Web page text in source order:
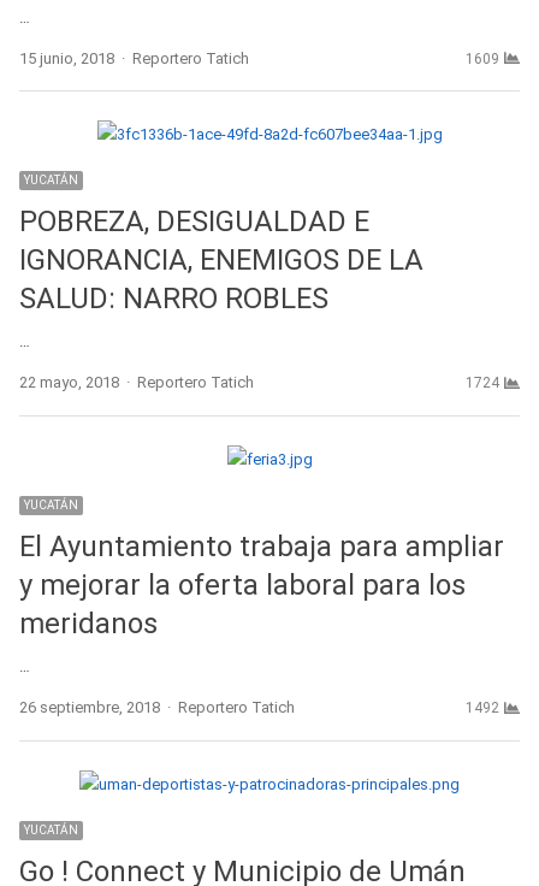
15 junio, 2018 Author
Reportero Tatich 1609
YUCATÁN
POBREZA, DESIGUALDAD E
IGNORANCIA, ENEMIGOS DE LA
SALUD: NARRO ROBLES
…
22 mayo, 2018 Author
Reportero Tatich 1724
YUCATÁN
El Ayuntamiento trabaja para ampliar
y mejorar la oferta laboral para los
meridanos
…
26 septiembre, 2018 Author
Reportero Tatich 1492
YUCATÁN
Go ! Connect y Municipio de Umán